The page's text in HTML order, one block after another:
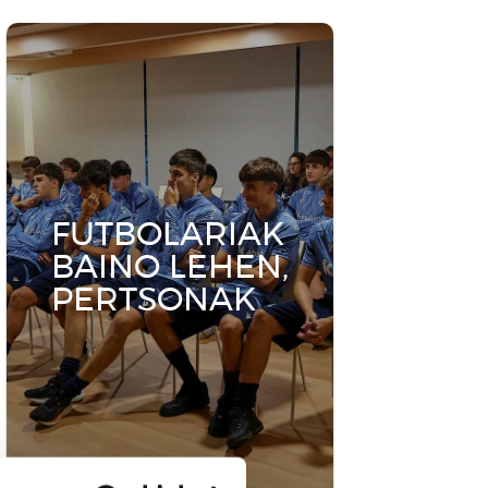
Campus│Udalekuak
Kirola, errespetua eta lankidetza
uztartzen dituzten momentuak.
Informazio gehiago
FUTBOLARIAK
BAINO LEHEN,
PERTSONAK